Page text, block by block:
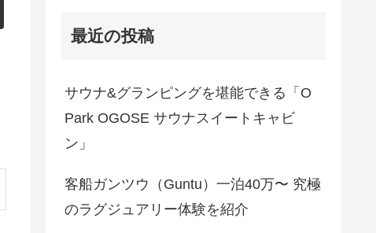
最近の投稿
サウナ&グランピングを堪能できる「O
Park OGOSE サウナスイートキャビ
ン」
客船ガンツウ（Guntu）一泊40万〜 究極
のラグジュアリー体験を紹介